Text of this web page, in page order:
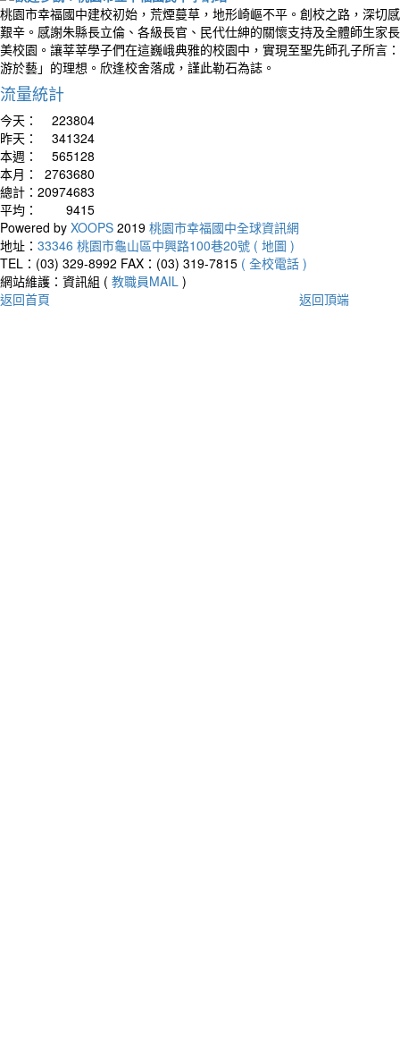
桃園市幸福國中建校初始，荒煙蔓草，地形崎嶇不平。創校之路，深切
艱辛。感謝朱縣長立倫、各級長官、民代仕紳的關懷支持及全體師生家
美校園。讓莘莘學子們在這巍峨典雅的校園中，實現至聖先師孔子所言
游於藝」的理想。欣逢校舍落成，謹此勒石為誌。
流量統計
今天：
223804
昨天：
341324
本週：
565128
本月：
2763680
總計： 20974683
平均：
9415
Powered by XOOPS 2019 桃園市幸福國中全球資訊網
地址： 33346 桃園市龜山區中興路100巷20號 ( 地圖 )
TEL：(03) 329-8992 FAX：(03) 319-7815 ( 全校電話 )
網站維護：資訊組 ( 教職員MAIL )
返回首頁
返回頂端